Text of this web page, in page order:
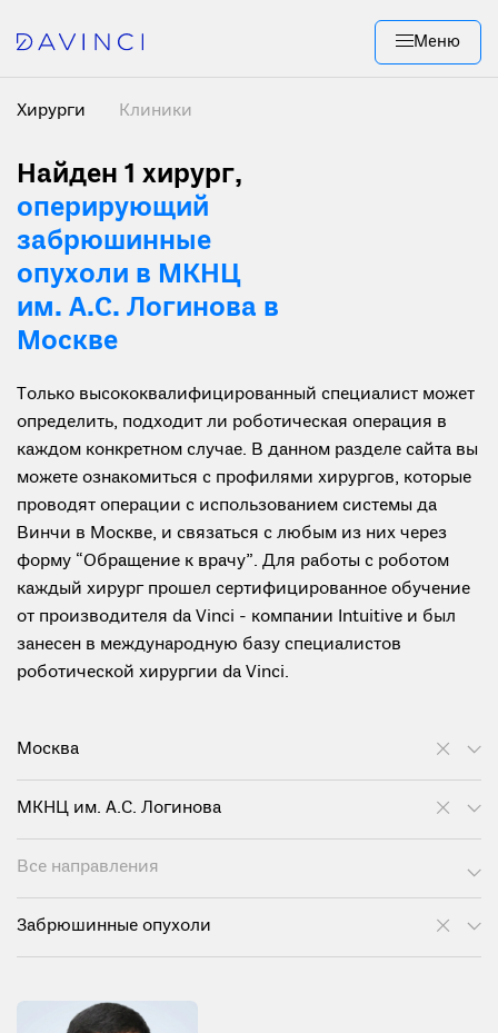
Меню
Хирурги Клиники
Найден 1 хирург,
оперирующий
забрюшинные
опухоли в МКНЦ
им. А.С. Логинова в
Москве
Только высококвалифицированный специалист может
определить, подходит ли роботическая операция в
каждом конкретном случае. В данном разделе сайта вы
можете ознакомиться с профилями хирургов, которые
проводят операции с использованием системы да
Винчи в Москве, и связаться с любым из них через
форму “Обращение к врачу”. Для работы с роботом
каждый хирург прошел сертифицированное обучение
от производителя da Vinci - компании Intuitive и был
занесен в международную базу специалистов
роботической хирургии da Vinci.
Москва
МКНЦ им. А.С. Логинова
Все направления
Забрюшинные опухоли